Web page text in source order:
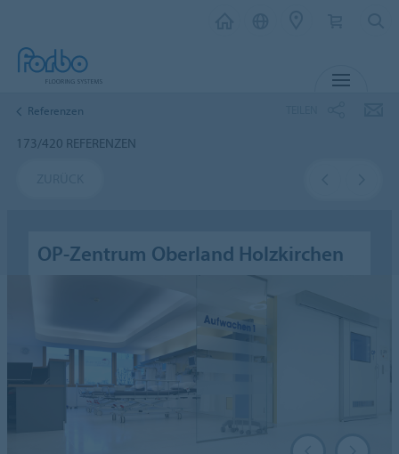
Referenzen
173/420 REFERENZEN
OP-Zentrum Oberland Holzkirchen